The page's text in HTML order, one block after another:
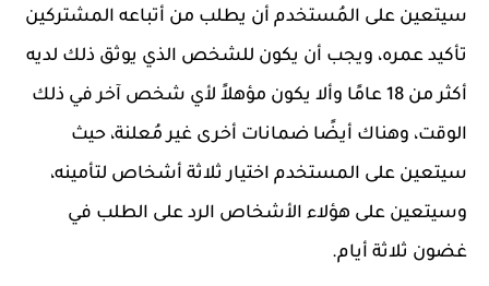
سيتعين على المُستخدم أن يطلب من أتباعه المشتركين
تأكيد عمره، ويجب أن يكون للشخص الذي يوثق ذلك لديه
أكثر من 18 عامًا وألا يكون مؤهلاً لأي شخص آخر في ذلك
الوقت، وهناك أيضًا ضمانات أخرى غير مُعلنة، حيث
سيتعين على المستخدم اختيار ثلاثة أشخاص لتأمينه،
وسيتعين على هؤلاء الأشخاص الرد على الطلب في
غضون ثلاثة أيام.